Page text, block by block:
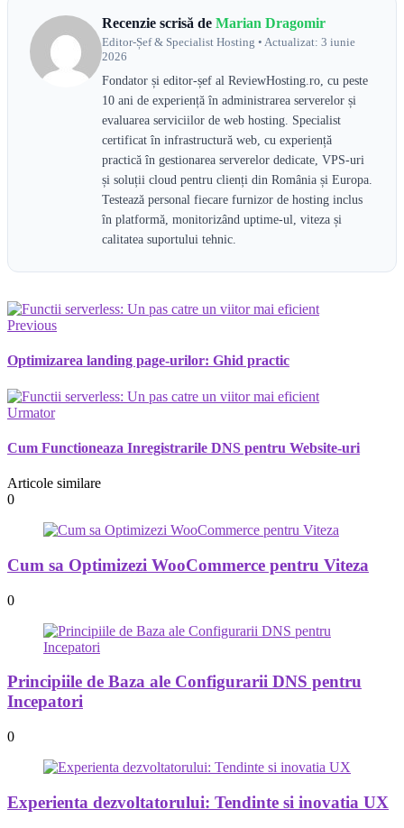
Recenzie scrisă de Marian Dragomir
Editor-Șef & Specialist Hosting • Actualizat: 3 iunie
2026
Fondator și editor-șef al ReviewHosting.ro, cu peste
10 ani de experiență în administrarea serverelor și
evaluarea serviciilor de web hosting. Specialist
certificat în infrastructură web, cu experiență
practică în gestionarea serverelor dedicate, VPS-uri
și soluții cloud pentru clienți din România și Europa.
Testează personal fiecare furnizor de hosting inclus
în platformă, monitorizând uptime-ul, viteza și
calitatea suportului tehnic.
Previous
Optimizarea landing page-urilor: Ghid practic
Urmator
Cum Functioneaza Inregistrarile DNS pentru Website-uri
Articole similare
0
Cum sa Optimizezi WooCommerce pentru Viteza
0
Principiile de Baza ale Configurarii DNS pentru
Incepatori
0
Experienta dezvoltatorului: Tendinte si inovatia UX